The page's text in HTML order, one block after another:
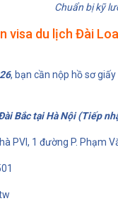
Chuẩn bị kỹ
visa du lịch Đài
, bạn cần nộp hồ sơ
Bắc tại Hà Nội (Tiếp
PVI, 1 đường P. Phạm